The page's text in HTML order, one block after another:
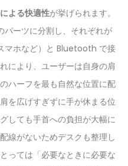
よる快適性が挙げられます。
ーツに分割し、それぞれが
マホなど）と Bluetooth で接
により、ユーザーは自身の肩
ハーフを最も自然な位置に配
を広げすぎずに手が休まる位
しても手首への負担が大幅に
線がないためデスクも整理し
っては「必要なときに必要な